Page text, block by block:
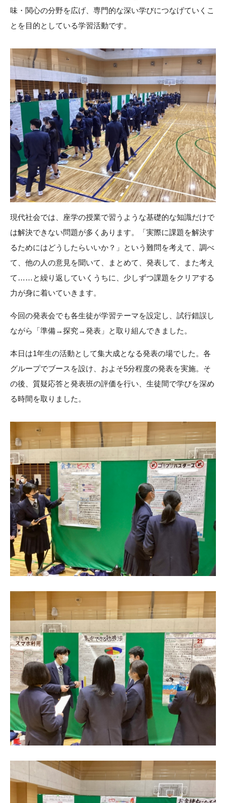
味・関心の分野を広げ、専門的な深い学びにつなげていくこ
とを目的としている学習活動です。
現代社会では、座学の授業で習うような基礎的な知識だけで
は解決できない問題が多くあります。「実際に課題を解決す
るためにはどうしたらいいか？」という難問を考えて、調べ
て、他の人の意見を聞いて、まとめて、発表して、また考え
て……と繰り返していくうちに、少しずつ課題をクリアする
力が身に着いていきます。
今回の発表会でも各生徒が学習テーマを設定し、試行錯誤し
ながら「準備→探究→発表」と取り組んできました。
本日は1年生の活動として集大成となる発表の場でした。各
グループでブースを設け、およそ5分程度の発表を実施。そ
の後、質疑応答と発表班の評価を行い、生徒間で学びを深め
る時間を取りました。